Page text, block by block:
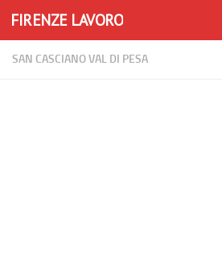
Skip to content
FIRENZE LAVORO
SAN CASCIANO VAL DI PESA